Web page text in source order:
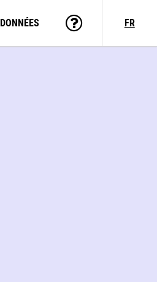
DONNÉES FR